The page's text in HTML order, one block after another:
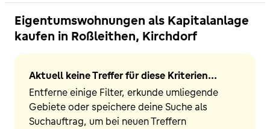
Eigentumswohnungen als Kapitalanlage
kaufen in Roßleithen, Kirchdorf
Aktuell keine Treffer für diese Kriterien...
Entferne einige Filter, erkunde umliegende
Gebiete oder speichere deine Suche als
Suchauftrag, um bei neuen Treffern